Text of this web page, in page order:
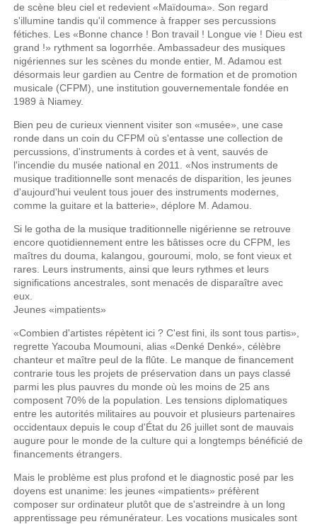
de scène bleu ciel et redevient «Maïdouma». Son regard
s'illumine tandis qu'il commence à frapper ses percussions
fétiches. Les «Bonne chance ! Bon travail ! Longue vie ! Dieu est
grand !» rythment sa logorrhée. Ambassadeur des musiques
nigériennes sur les scènes du monde entier, M. Adamou est
désormais leur gardien au Centre de formation et de promotion
musicale (CFPM), une institution gouvernementale fondée en
1989 à Niamey.
Bien peu de curieux viennent visiter son «musée», une case
ronde dans un coin du CFPM où s'entasse une collection de
percussions, d'instruments à cordes et à vent, sauvés de
l'incendie du musée national en 2011. «Nos instruments de
musique traditionnelle sont menacés de disparition, les jeunes
d'aujourd'hui veulent tous jouer des instruments modernes,
comme la guitare et la batterie», déplore M. Adamou.
Si le gotha de la musique traditionnelle nigérienne se retrouve
encore quotidiennement entre les bâtisses ocre du CFPM, les
maîtres du douma, kalangou, gouroumi, molo, se font vieux et
rares. Leurs instruments, ainsi que leurs rythmes et leurs
significations ancestrales, sont menacés de disparaître avec
eux.
Jeunes «impatients»
«Combien d'artistes répètent ici ? C'est fini, ils sont tous partis»,
regrette Yacouba Moumouni, alias «Denké Denké», célèbre
chanteur et maître peul de la flûte. Le manque de financement
contrarie tous les projets de préservation dans un pays classé
parmi les plus pauvres du monde où les moins de 25 ans
composent 70% de la population. Les tensions diplomatiques
entre les autorités militaires au pouvoir et plusieurs partenaires
occidentaux depuis le coup d'État du 26 juillet sont de mauvais
augure pour le monde de la culture qui a longtemps bénéficié de
financements étrangers.
Mais le problème est plus profond et le diagnostic posé par les
doyens est unanime: les jeunes «impatients» préfèrent
composer sur ordinateur plutôt que de s'astreindre à un long
apprentissage peu rémunérateur. Les vocations musicales sont